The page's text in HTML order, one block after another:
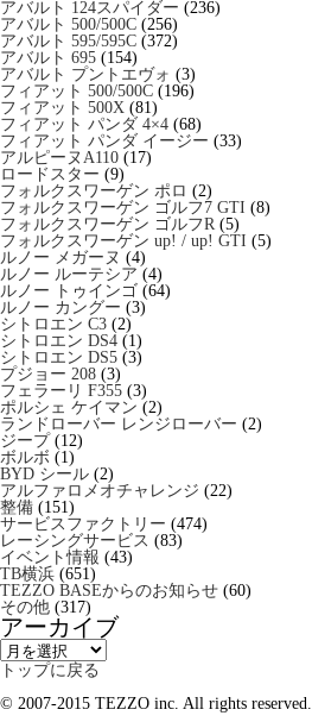
アバルト 124スパイダー (236)
アバルト 500/500C (256)
アバルト 595/595C (372)
アバルト 695 (154)
アバルト プントエヴォ (3)
フィアット 500/500C (196)
フィアット 500X (81)
フィアット パンダ 4×4 (68)
フィアット パンダ イージー (33)
アルピーヌA110 (17)
ロードスター (9)
フォルクスワーゲン ポロ (2)
フォルクスワーゲン ゴルフ7 GTI (8)
フォルクスワーゲン ゴルフR(5)
フォルクスワーゲン up! / up! GTI (5)
ルノー メガーヌ (4)
ルノー ルーテシア (4)
ルノー トゥインゴ (64)
ルノー カングー (3)
シトロエン C3 (2)
シトロエン DS4 (1)
シトロエン DS5 (3)
プジョー 208 (3)
フェラーリ F355 (3)
ポルシェ ケイマン (2)
ランドローバー レンジローバー (2)
ジープ (12)
ボルボ (1)
BYD シール (2)
アルファロメオチャレンジ (22)
整備 (151)
サービスファクトリー (474)
レーシングサービス (83)
イベント情報 (43)
TB横浜 (651)
TEZZO BASEからのお知らせ (60)
その他 (317)
アーカイブ
ア
ー
カ
イ
ブ
トップに戻る
© 2007-2015 TEZZO inc. All rights reserved.